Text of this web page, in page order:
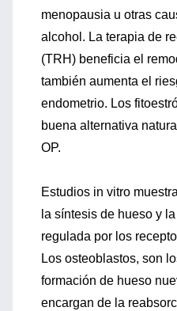
menopausia u otras
alcohol. La terapia de
(TRH) beneficia el
también aumenta el
endometrio. Los
buena alternativa
OP.
Estudios in vitro
la síntesis de hueso y
regulada por los
Los osteoblastos, son
formación de hueso
encargan de la